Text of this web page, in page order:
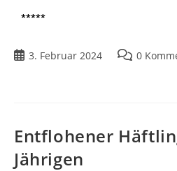
*****
3. Februar 2024 0
Entflohener
Jährigen